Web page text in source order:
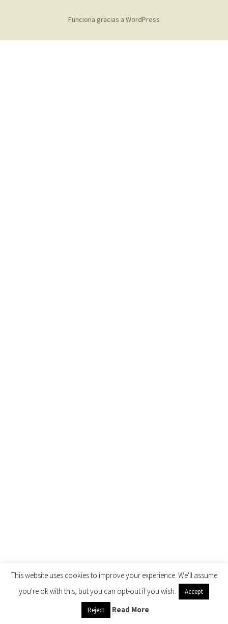
Funciona gracias a WordPress
This website uses cookies to improve your experience. We'll assume
you're ok with this, but you can opt-out if you wish.
Accept
Reject Read More